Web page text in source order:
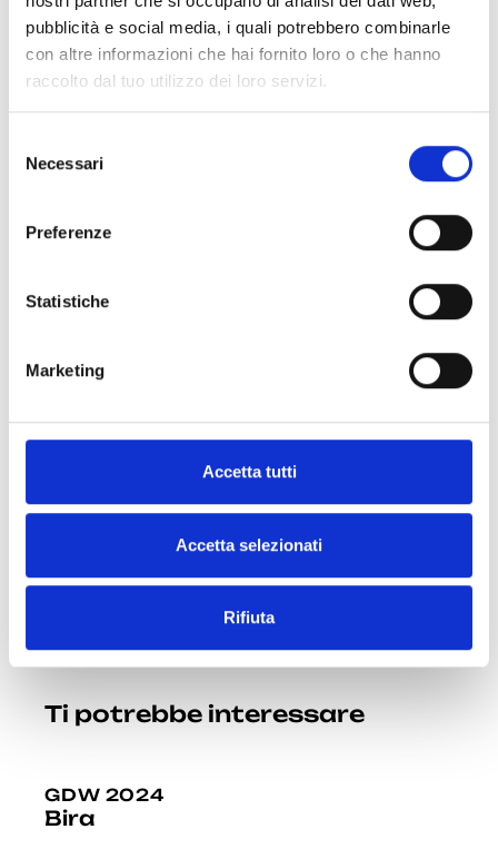
pubblicità e social media, i quali potrebbero combinarle
con altre informazioni che hai fornito loro o che hanno
raccolto dal tuo utilizzo dei loro servizi.
Necessari
Preferenze
Statistiche
Marketing
Accetta tutti
Accetta selezionati
Rifiuta
Instragram: @garello.marco + @spazion.14
Facebook: marco.garello.7
Ti potrebbe interessare
GDW 2024
Bira